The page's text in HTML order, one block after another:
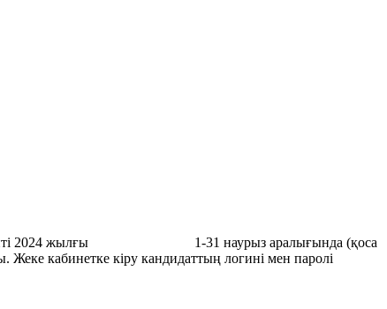
2024 жылғы 1-31 наурыз аралығында (қоса
Жеке кабинетке кіру кандидаттың логині мен паролі